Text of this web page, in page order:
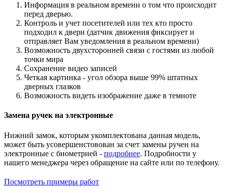
Информация в реальном времени о том что происходит
перед дверью.
Контроль и учет посетителей или тех кто просто
подходил к двери (датчик движения фиксирует и
отправляет Вам уведомления в реальном времени)
Возможность двухсторонней связи с гостями из любой
точки мира
Сохранение видео записей
Четкая картинка - угол обзора выше 99% штатных
дверных глазков
Возможность видеть изображение даже в темноте
Замена ручек на электронные
Нижний замок, которым укомплектована данная модель,
может быть усовершенстовован за счет замены ручен на
электронные с биометрией - подробнее. Подробности у
нашего менеджера через обращение на сайте или по телефону.
Посмотреть примеры работ